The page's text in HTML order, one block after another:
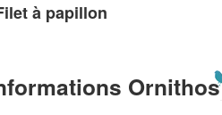
à papillon
Ornithos